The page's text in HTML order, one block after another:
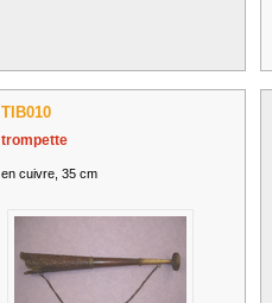
TIB010
trompette
en cuivre, 35 cm